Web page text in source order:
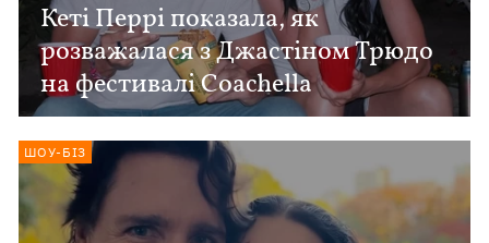
Кеті Перрі показала, як
розважалася з Джастіном Трюдо
на фестивалі Coachella
ШОУ-БІЗ